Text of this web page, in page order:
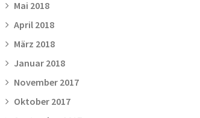
Mai 2018
April 2018
März 2018
Januar 2018
November 2017
Oktober 2017